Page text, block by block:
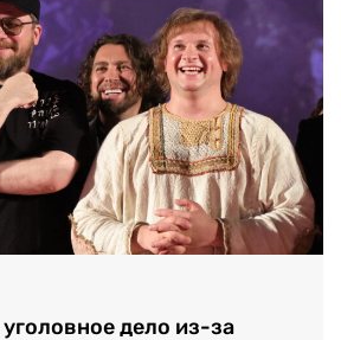
дело из-за